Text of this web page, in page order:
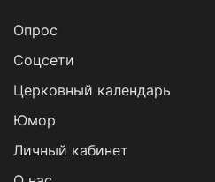
Опрос
Cоцсети
Церковный календарь
Юмор
Личный кабинет